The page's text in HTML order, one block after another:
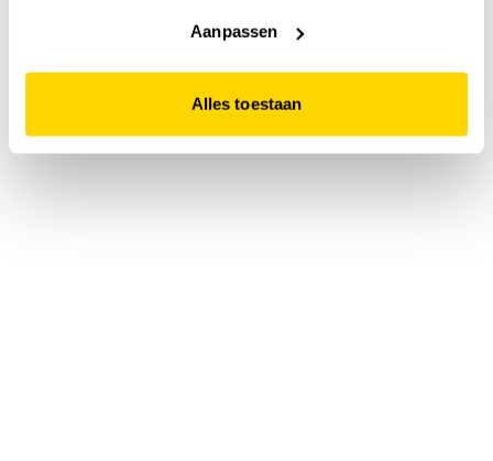
website niet optimaal functioneert.
Aanpassen
Alles toestaan